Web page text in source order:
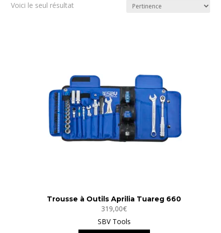
Voici le seul résultat
Trousse à Outils Aprilia Tuareg 660
319,00€
SBV Tools